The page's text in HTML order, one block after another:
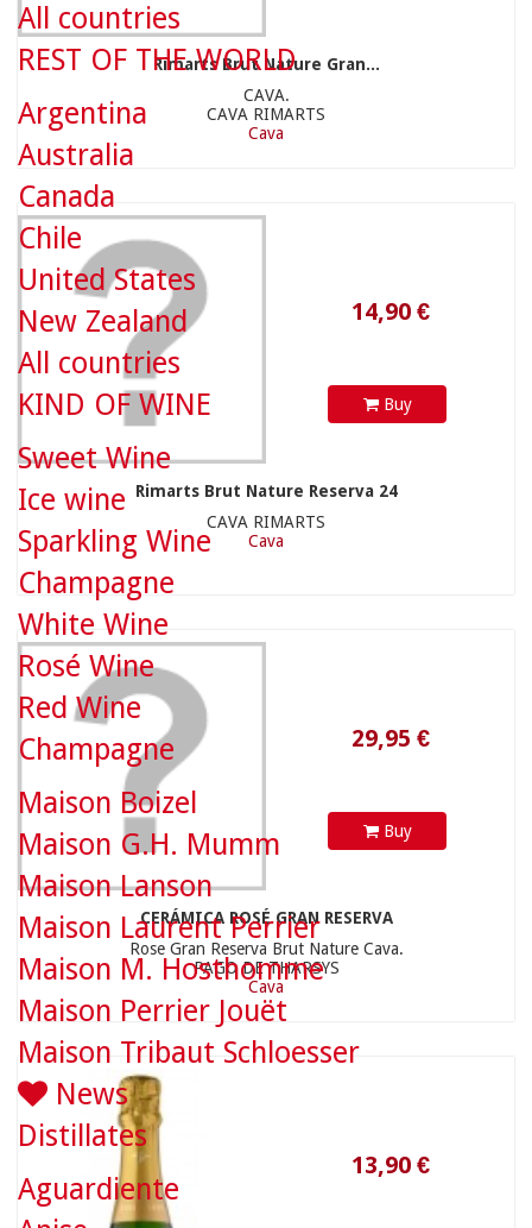
Rimarts Brut Nature Gran...
CAVA.
CAVA RIMARTS
Cava
14,90 €
Buy
Rimarts Brut Nature Reserva 24
CAVA RIMARTS
Cava
29,95 €
Buy
CERÁMICA ROSÉ GRAN RESERVA
Rose Gran Reserva Brut Nature Cava.
PAGO DE THARSYS
Cava
All countries
REST OF THE WORLD
Argentina
Australia
Canada
Chile
United States
New Zealand
All countries
KIND OF WINE
Sweet Wine
Ice wine
Sparkling Wine
Champagne
White Wine
Rosé Wine
Red Wine
Champagne
Maison Boizel
Maison G.H. Mumm
Maison Lanson
Maison Laurent Perrier
Maison M. Hosthomme
Maison Perrier Jouët
Maison Tribaut Schloesser
News
Distillates
Aguardiente